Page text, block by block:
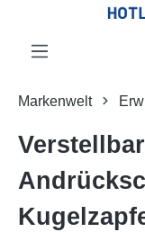
Markenwelt